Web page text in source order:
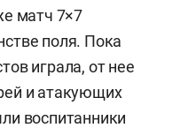
матч 7×7
поля. Пока
играла, от нее
и атакующих
воспитанники